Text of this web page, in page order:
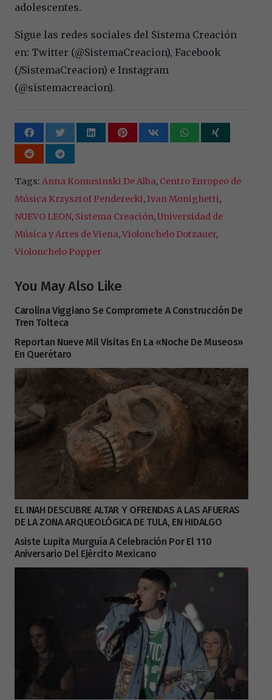
adolescentes.
Sigue las redes sociales del Sistema Creación
en: Twitter (@SistemaCreacion), Facebook
(/SistemaCreacion) e Instagram
(@sistemacreacion).
Tags: Anna Komusinski De Alba, Centro Europeo de
Música Krzysztof Penderecki, Ivan Monighetti,
NUEVO LEON, Sistema Creación,Universidad de
Música y Artes de Viena,Violonchelo Dotzauer,
Violonchelo Popper
You May Also Like
Carolina Viggiano Se Compromete A Construcción De
Tren Tolteca
Reportan Nueve Mil Visitas En La «Noche De Museos»
En Querétaro
EL INAH DESCUBRE ALTAR Y OFRENDAS A LAS AFUERAS
DE LA ZONA ARQUEOLÓGICA DE TULA, EN HIDALGO
Asiste Lupita Murguía A Celebración Por El 110
Aniversario Del Ejército Mexicano